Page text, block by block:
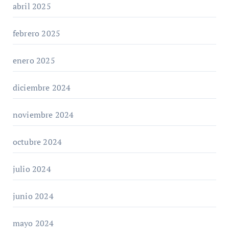
abril 2025
febrero 2025
enero 2025
diciembre 2024
noviembre 2024
octubre 2024
julio 2024
junio 2024
mayo 2024